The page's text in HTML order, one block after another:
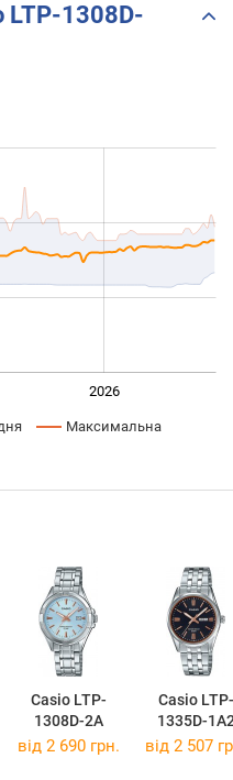
LTP-1308D-
2026
Максимальна
Casio LTP-
1308D-2A
Casio LTP-
1335D-
від 2 690 грн. від 2 507